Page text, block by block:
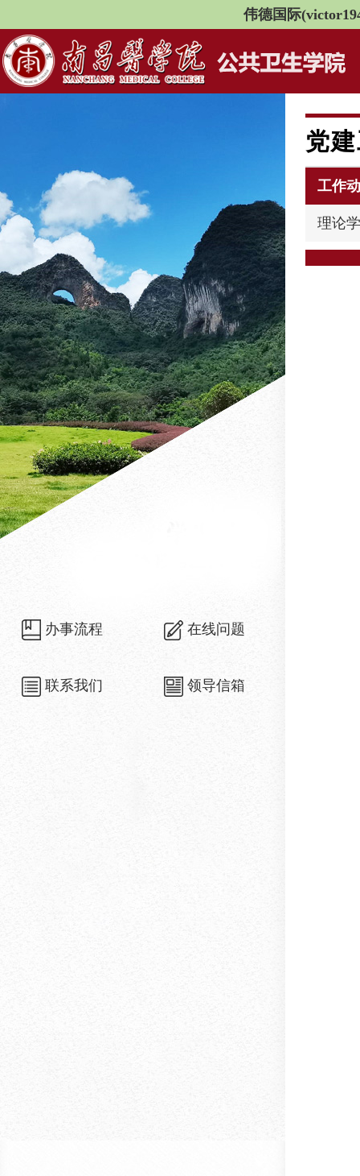
伟德国际
办事流程 在线问题
联系我们 领导信箱
党
工作
理论